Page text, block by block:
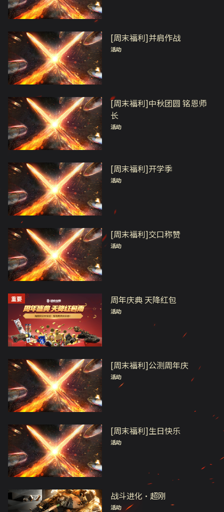
[周末福利]并肩作战
活动
[周末福利]中秋团圆 铭恩师
长
活动
[周末福利]开学季
活动
[周末福利]交口称赞
活动
重要 周年庆典 天降红包
活动
[周末福利]公测周年庆
活动
[周末福利]生日快乐
活动
战斗进化·超刚
活动